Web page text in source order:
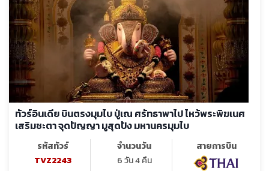
ทัวร์อินเดีย บินตรงมุมไบ ปู่เณ ศรัทธาพาไป ไหว้พระพิฆเนศ
เสริมชะตา จุดปัญญา มูสุดปัง มหานครมุมไบ
รหัสทัวร์
TVZ2243
จำนวนวัน
6 วัน 4 คืน
สายการบิน